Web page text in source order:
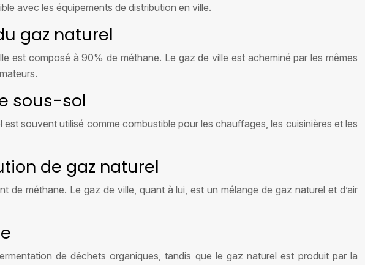
avec les équipements de distribution en ville.
gaz naturel
est composé à 90% de méthane. Le gaz de ville est acheminé par les mêmes
sous-sol
souvent utilisé comme combustible pour les chauffages, les cuisinières et les
de gaz naturel
méthane. Le gaz de ville, quant à lui, est un mélange de gaz naturel et d’air
de déchets organiques, tandis que le gaz naturel est produit par la